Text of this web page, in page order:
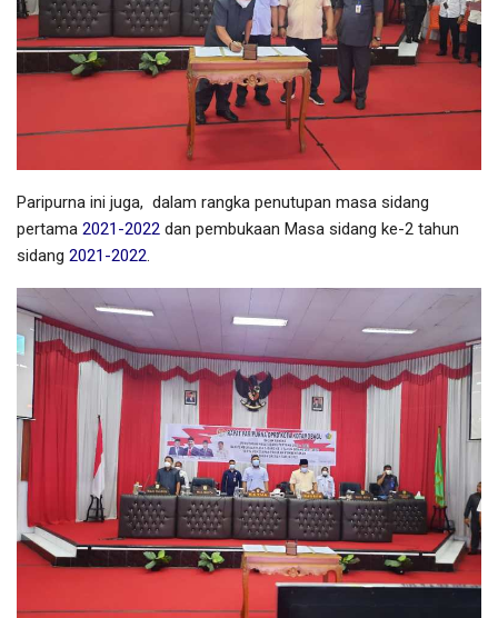
Paripurna ini juga, dalam rangka penutupan masa sidang
pertama 2021-2022 dan pembukaan Masa sidang ke-2 tahun
sidang 2021-2022.